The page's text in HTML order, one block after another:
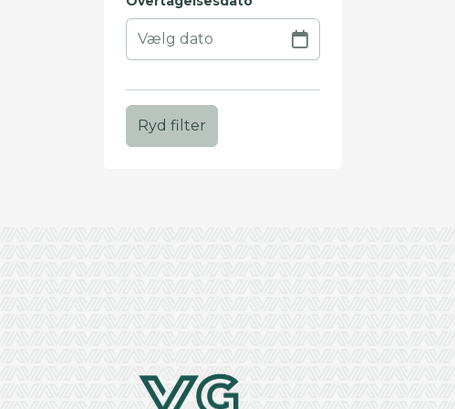
Ryd filter